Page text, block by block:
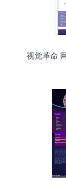
视觉革命